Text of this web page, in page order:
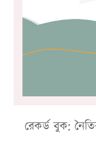
রেকর্ড বুক: